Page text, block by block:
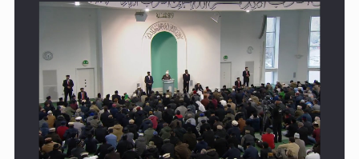
لا ناسخ ولا منسوخ في القرآن الكريم
خطبة الجمعة التي ألقاها حضرة أمير المؤمنين أيده الله